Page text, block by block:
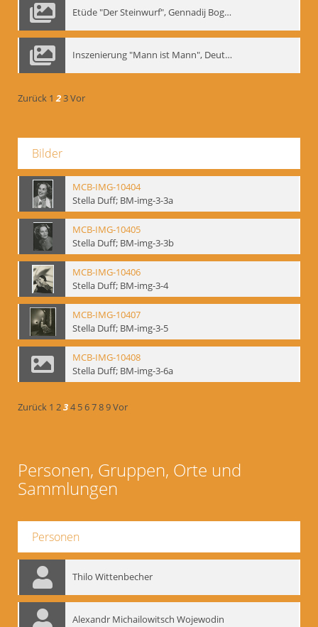
Etüde "Der Steinwurf", Gennadij Bogdanow
Inszenierung "Mann ist Mann", Deutsches Theater Berlin, 1997
Zurück 1 23Vor
Bilder
MCB-IMG-10404
Stella Duff; BM-img-3-3a
MCB-IMG-10405
Stella Duff; BM-img-3-3b
MCB-IMG-10406
Stella Duff; BM-img-3-4
MCB-IMG-10407
Stella Duff; BM-img-3-5
MCB-IMG-10408
Stella Duff; BM-img-3-6a
Zurück 1 234 56789Vor
Personen, Gruppen, Orte und
Sammlungen
Personen
Thilo Wittenbecher
Alexandr Michailowitsch Wojewodin